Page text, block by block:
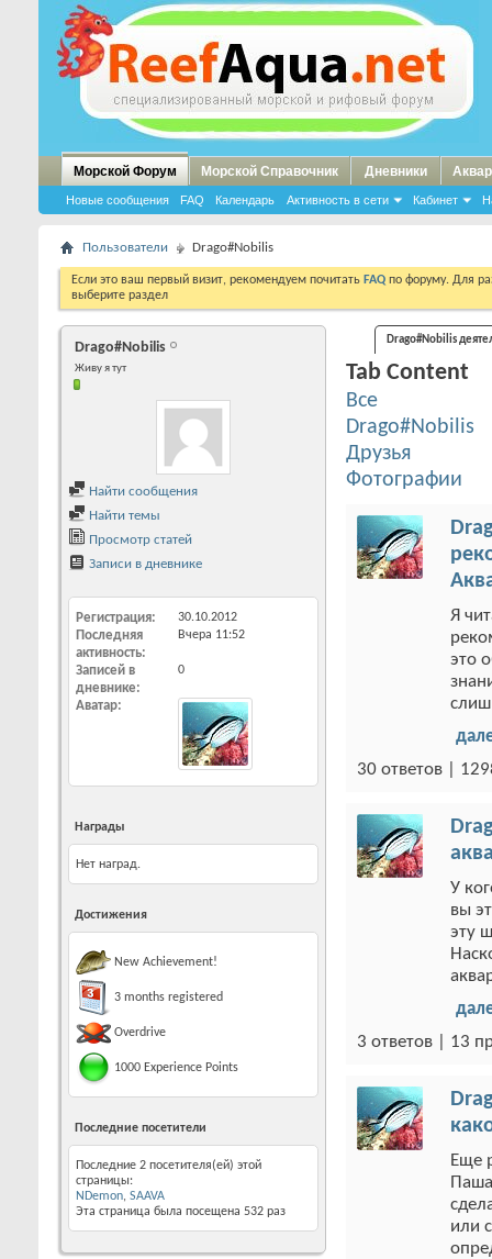
Морской Форум
Новые сообщения FAQ Календарь Активность в сети Кабинет
Морской Справочник Дневники
Пользователи Drago#Nobilis
Если это ваш первый визит, рекомендуем почитать FAQ по форуму. Для
выберите раздел
Drago#Nobilis
Живу я тут
Найти сообщения
Найти темы
Просмотр статей
Записи в дневнике
Регистрация 30.10.2012
Последняя
активность
Вчера 11:52
Записей в
дневнике
0
Аватар
Награды
Нет наград.
Достижения
New Achievement!
3 months registered
Overdrive
1000 Experience Points
Последние посетители
Последние 2 посетителя(ей) этой
страницы:
NDemon, SAAVA
Эта страница была посещена 532 раз
Drago#Nobilis
Tab Content
Все
Drago#Nobilis
Друзья
Фотографии
Я
это
30 ответов |
У
вы
эту
3 ответов | 13
Еще
или